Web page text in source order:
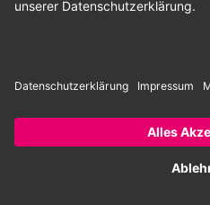
Unsere Zahlungsarten:
Rechnung SEPA-Lastschrift